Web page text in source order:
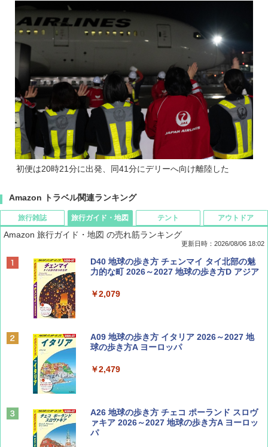
初便は20時21分に出発、同41分にデリーへ向け離陸した
Amazon トラベル関連ランキング
旅行雑誌
ディズニーファン ２０２６年 ９月号 [雑
誌] (ＤＩＳＮＥＹ ＦＡＮ)
￥713
Coyote No.89 特集 星野道夫 夢見る旅
山と溪谷 2026年8月号「南アルプス大全」
￥1,540
旅行ガイド・地図
Amazon 旅行ガイド・地図 の売れ筋ランキング
更新日時：2026/08/06 18:02
D40 地球の歩き方 チェンマイ タイ北部の魅
力的な町 2026～2027 地球の歩き方D アジア
￥2,079
A09 地球の歩き方 イタリア 2026～2027 地
球の歩き方A ヨーロッパ
￥2,479
A26 地球の歩き方 チェコ ポーランド スロヴ
ァキア 2026～2027 地球の歩き方A ヨーロッ
パ
テント アウトドア